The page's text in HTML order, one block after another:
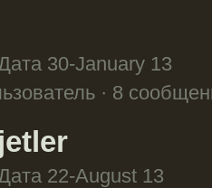
30-January 13
· 8
22-August 13